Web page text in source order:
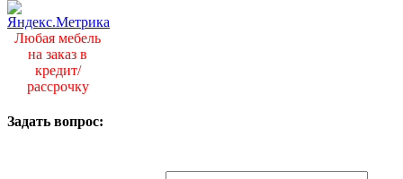
Любая мебель
на заказ в
кредит/
рассрочку
Задать вопрос: